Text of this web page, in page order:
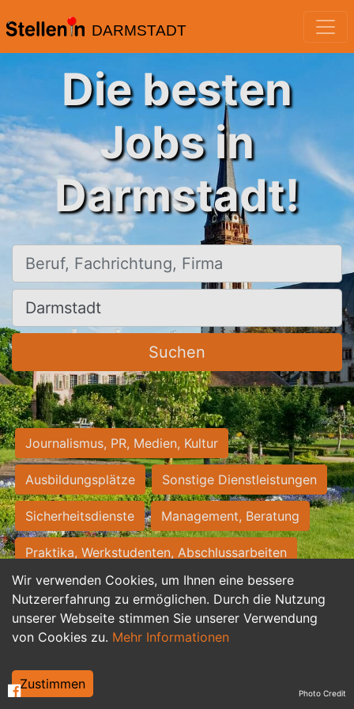
DARMSTADT
Wir verwenden Cookies, um Ihnen eine bessere
Nutzererfahrung zu ermöglichen. Durch die Nutzung
unserer Webseite stimmen Sie unserer Verwendung
von Cookies zu. Mehr Informationen
Zustimmen
Die besten
Jobs in
Darmstadt!
Beruf, Fachrichtung, Firma
Ort, Stadt
Suchen
Journalismus, PR, Medien, Kultur
Ausbildungsplätze Sonstige Dienstleistungen
Sicherheitsdienste Management, Beratung
Praktika, Werkstudenten, Abschlussarbeiten
Personalwesen Assistenz, Sekretariat
Hilfskräfte, Aushilfs- und Nebenjobs
Weiterbildung, Studium, duale Ausbildung Photo Credit